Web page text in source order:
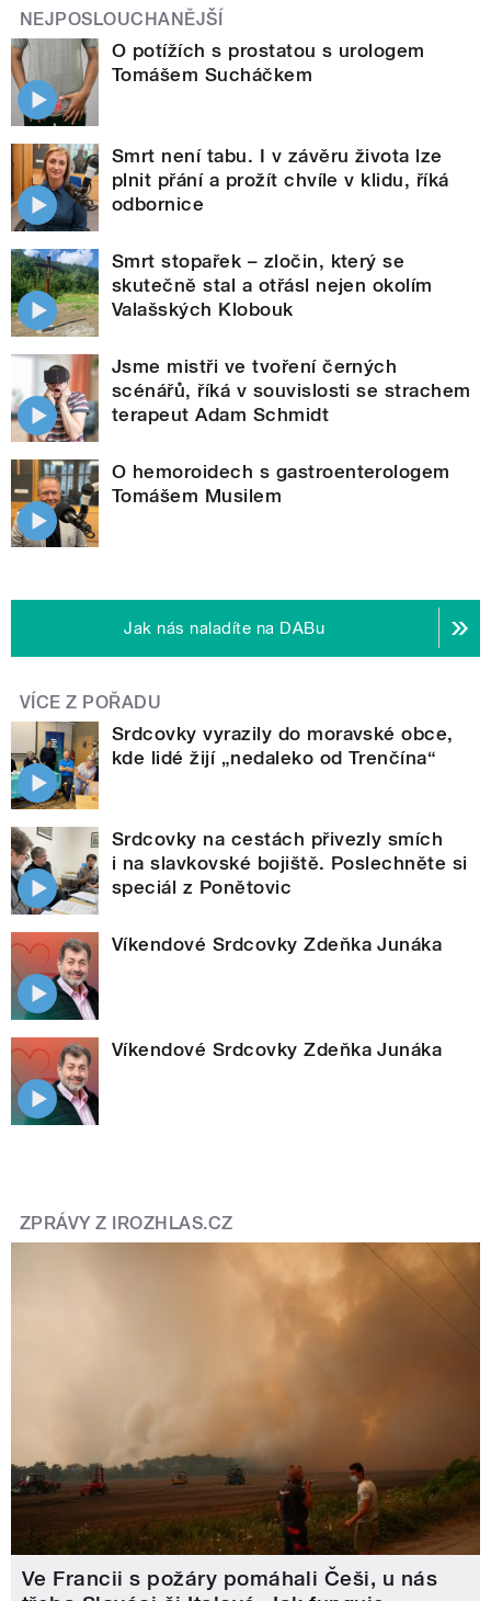
NEJPOSLOUCHANĚJŠÍ
O potížích s prostatou s urologem
Tomášem Sucháčkem
Smrt není tabu. I v závěru života lze
plnit přání a prožít chvíle v klidu, říká
odbornice
Smrt stopařek – zločin, který se
skutečně stal a otřásl nejen okolím
Valašských Klobouk
Jsme mistři ve tvoření černých
scénářů, říká v souvislosti se strachem
terapeut Adam Schmidt
O hemoroidech s gastroenterologem
Tomášem Musilem
Jak nás naladíte na DABu
VÍCE Z POŘADU
Srdcovky vyrazily do moravské obce,
kde lidé žijí „nedaleko od Trenčína“
Srdcovky na cestách přivezly smích
i na slavkovské bojiště. Poslechněte si
speciál z Ponětovic
Víkendové Srdcovky Zdeňka Junáka
Víkendové Srdcovky Zdeňka Junáka
ZPRÁVY Z IROZHLAS.CZ
Ve Francii s požáry pomáhali Češi, u nás